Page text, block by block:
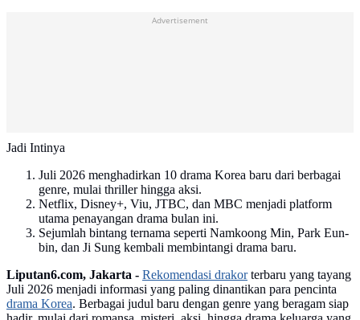
Jadi Intinya
Juli 2026 menghadirkan 10 drama Korea baru dari berbagai
genre, mulai thriller hingga aksi.
Netflix, Disney+, Viu, JTBC, dan MBC menjadi platform
utama penayangan drama bulan ini.
Sejumlah bintang ternama seperti Namkoong Min, Park Eun-
bin, dan Ji Sung kembali membintangi drama baru.
Liputan6.com, Jakarta - Rekomendasi drakorterbaru yang tayang
Juli 2026 menjadi informasi yang paling dinantikan para pencinta
drama Korea. Berbagai judul baru dengan genre yang beragam siap